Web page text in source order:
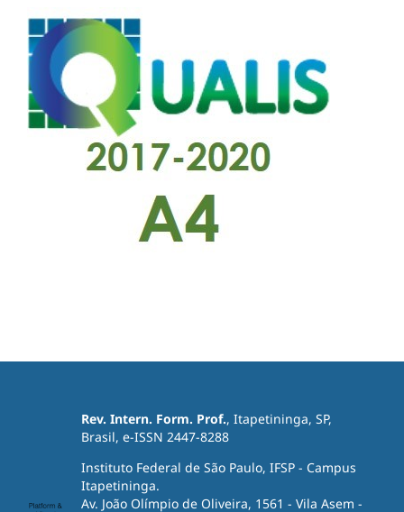
Rev. Intern. Form. Prof., Itapetininga, SP,
Brasil, e-ISSN 2447-8288
Instituto Federal de São Paulo, IFSP - Campus
Itapetininga.
Av. João Olímpio de Oliveira, 1561 - Vila Asem -